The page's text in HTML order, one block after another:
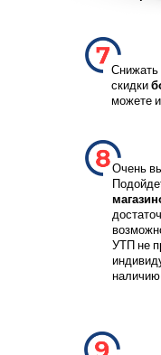
Снижать
скидки
можете
Очень
УТП не
наличию